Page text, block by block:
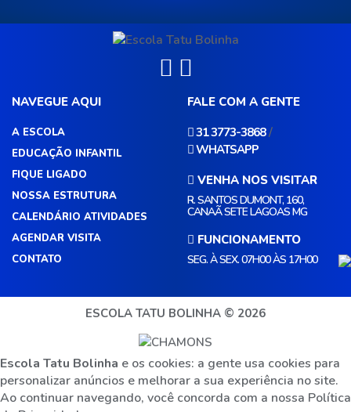
NAVEGUE AQUI
A ESCOLA
EDUCAÇÃO INFANTIL
FIQUE LIGADO
NOSSA ESTRUTURA
CALENDÁRIO ATIVIDADES
AGENDAR VISITA
CONTATO
FALE COM A GENTE
31 3773-3868/
WHATSAPP
VENHA NOS VISITAR
R. SANTOS DUMONT, 160,
CANAÃ SETE LAGOAS MG
FUNCIONAMENTO
SEG. À SEX. 07H00 ÀS 17H00
ESCOLA TATU BOLINHA © 2026
Escola Tatu Bolinha e os cookies: a gente usa cookies para
personalizar anúncios e melhorar a sua experiência no site.
Ao continuar navegando, você concorda com a nossa Política